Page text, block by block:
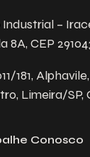
–
8A, CEP
181,
Limeira/SP,
Conosco